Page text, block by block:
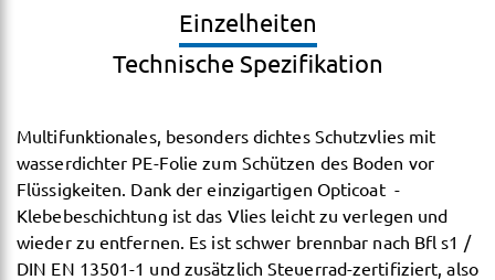
Einzelheiten
Technische Spezifikation
Multifunktionales, besonders dichtes Schutzvlies mit
wasserdichter PE-Folie zum Schützen des Boden vor
Flüssigkeiten. Dank der einzigartigen Opticoat  -
Klebebeschichtung ist das Vlies leicht zu verlegen und
wieder zu entfernen. Es ist schwer brennbar nach Bfl s1 /
DIN EN 13501-1 und zusätzlich Steuerrad-zertifiziert, also